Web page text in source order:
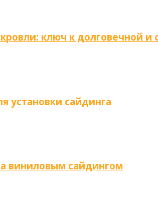
ключ к долговечной и
установки сайдинга
виниловым сайдингом